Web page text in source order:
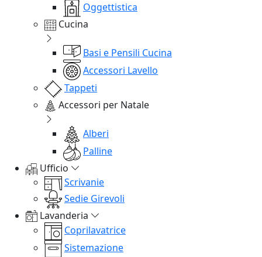
Oggettistica
Cucina
Basi e Pensili Cucina
Accessori Lavello
Tappeti
Accessori per Natale
Alberi
Palline
Ufficio
Scrivanie
Sedie Girevoli
Lavanderia
Coprilavatrice
Sistemazione